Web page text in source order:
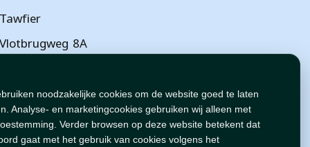
noodzakelijke cookies om de website goed te laten
Analyse- en marketingcookies gebruiken wij alleen met
Verder browsen op deze website betekent dat
gaat met het gebruik van cookies volgens het
Tawfier
Vlotbrugweg 8A
Flevoland
NL